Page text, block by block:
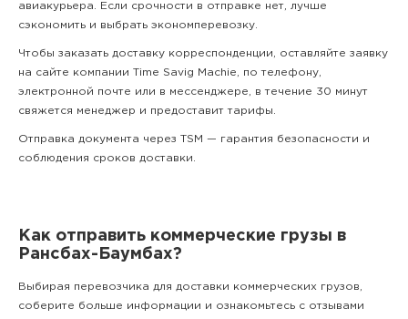
авиакурьера. Если срочности в отправке нет, лучше
сэкономить и выбрать экономперевозку.
Чтобы заказать доставку корреспонденции, оставляйте заявку
на сайте компании Time Savig Machie, по телефону,
электронной почте или в мессенджере, в течение 30 минут
свяжется менеджер и предоставит тарифы.
Отправка документа через TSM — гарантия безопасности и
соблюдения сроков доставки.
Как отправить коммерческие грузы в
Рансбах-Баумбах?
Выбирая перевозчика для доставки коммерческих грузов,
соберите больше информации и ознакомьтесь с отзывами